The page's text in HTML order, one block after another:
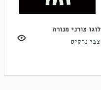
לוגו צורני מנורה
צבי נרקיס